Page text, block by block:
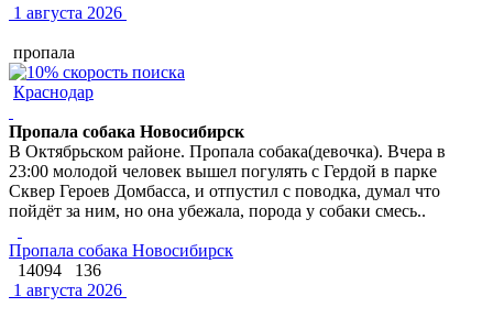
1 августа 2026
пропала
Краснодар
Пропала собака Новосибирск
В Октябрьском районе. Пропала собака(девочка). Вчера в
23:00 молодой человек вышел погулять с Гердой в парке
Сквер Героев Домбасса, и отпустил с поводка, думал что
пойдёт за ним, но она убежала, порода у собаки смесь..
Пропала собака Новосибирск
14094
136
1 августа 2026